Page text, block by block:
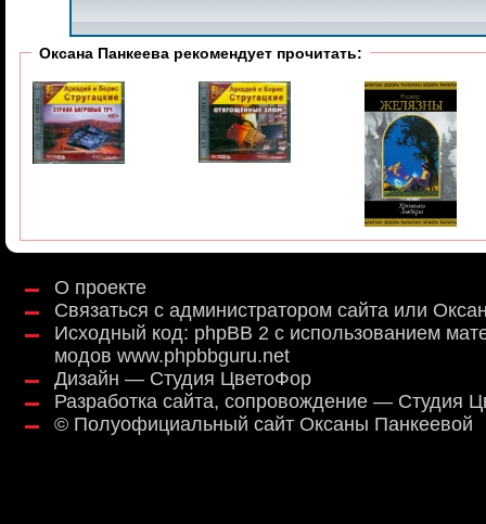
Оксана Панкеева рекомендует прочитать:
О проекте
Связаться с администратором сайта или
Исходный код: phpBB 2 с использованием
модов www.phpbbguru.net
Дизайн — Студия ЦветоФор
Разработка сайта, сопровождение — Студия
© Полуофициальный сайт Оксаны Панкеевой